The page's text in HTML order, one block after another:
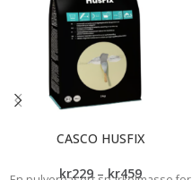
CASCO HUSFIX
kr229 – kr459